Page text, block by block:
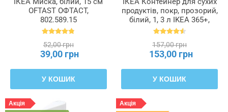
OFTAST ОФТАСТ,
802.589.15
52,00 грн
39,00 грн
У КОШИК
продуктів, покр, прозорий,
білий, 1, 3 л IKEA 365+,
800.667.23
157,00 грн
153,00 грн
У КОШИК
Акція
Акція